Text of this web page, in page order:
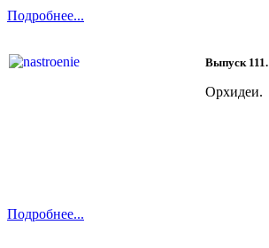
Подробнее...
Выпуск 111.
Орхидеи.
Подробнее...